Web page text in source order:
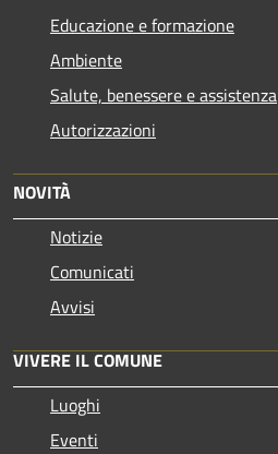
Educazione e formazione
Ambiente
Salute, benessere e assistenza
Autorizzazioni
NOVITÀ
Notizie
Comunicati
Avvisi
VIVERE IL COMUNE
Luoghi
Eventi